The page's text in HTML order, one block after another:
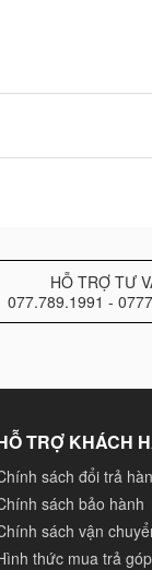
HỖ TRỢ TƯ
077.789.1991 -
TRỢ KHÁCH
sách đổi trả
sách bảo hành
sách vận
thức mua trả